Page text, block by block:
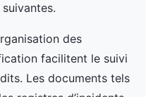
des
facilitent le suivi
Les documents tels